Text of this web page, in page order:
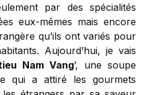
par des spécialités
eux-mêmes mais encore
qu’ils ont variés pour
Aujourd’hui, je vais
Nam Vang’, une soupe
qui a attiré les gourmets